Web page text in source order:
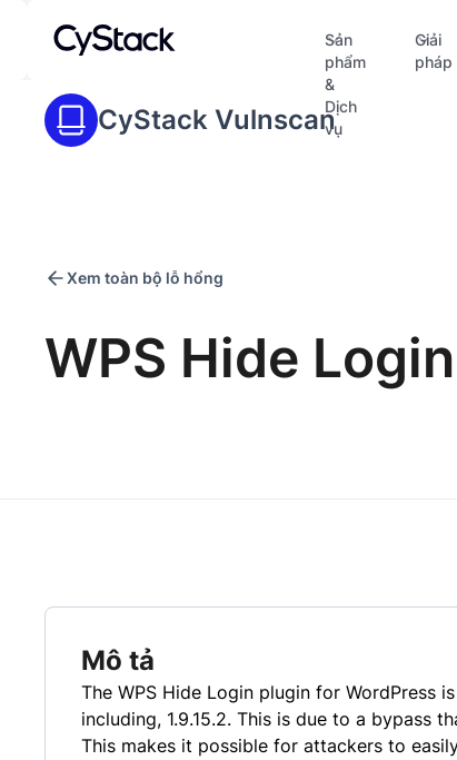
Sản
phẩm
&
Dịch
vụ
Giải
pháp
CyStack Vulnscan
Xem toàn bộ lỗ hổng
WPS Hide
Mô tả
The WPS Hide Login plugin for WordPress
including, 1.9.15.2. This is due to a bypass
This makes it possible for attackers to